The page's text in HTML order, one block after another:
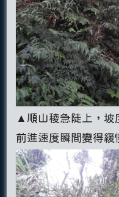
▲順山稜急陡上，坡
前進速度瞬間變得緩